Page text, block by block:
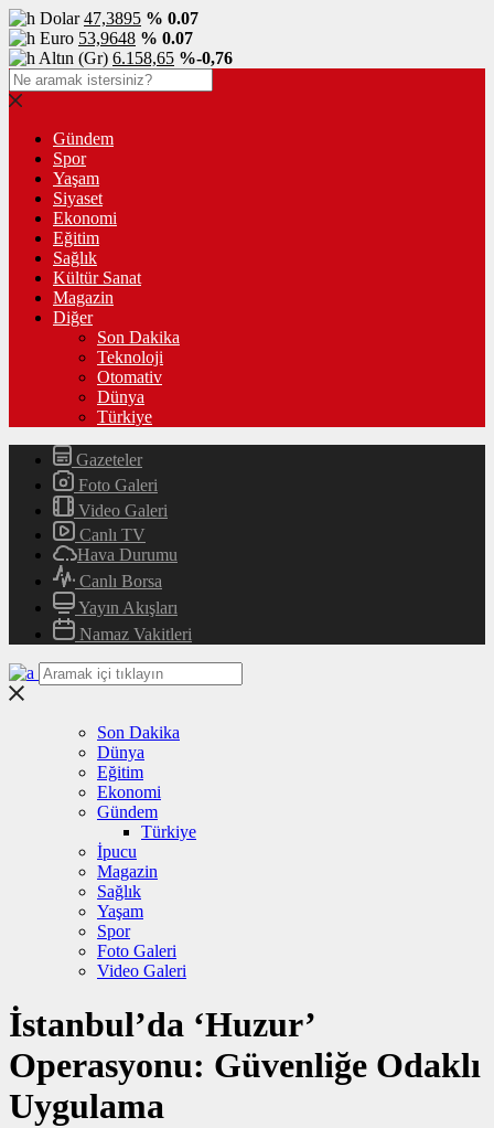
Dolar47,3895 % 0.07
Euro 53,9648 % 0.07
Altın (Gr) 6.158,65 %-0,76
Gündem
Spor
Yaşam
Siyaset
Ekonomi
Eğitim
Sağlık
Kültür Sanat
Magazin
Diğer
Son Dakika
Teknoloji
Otomativ
Dünya
Türkiye
Gazeteler
Foto Galeri
Video Galeri
Canlı TV
Hava Durumu
Canlı Borsa
Yayın Akışları
Namaz Vakitleri
Son Dakika
Dünya
Eğitim
Ekonomi
Gündem
Türkiye
İpucu
Magazin
Sağlık
Yaşam
Spor
Foto Galeri
Video Galeri
İstanbul’da ‘Huzur’
Operasyonu: Güvenliğe Odaklı
Uygulama